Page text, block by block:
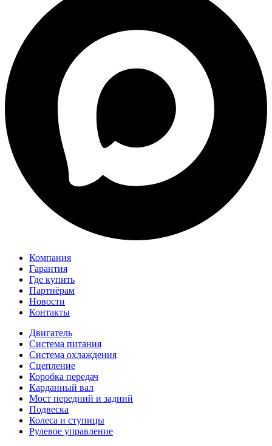
Компания
Гарантия
Где купить
Партнёрам
Новости
Контакты
Двигатель
Система питания
Система охлаждения
Сцепление
Коробка передач
Карданный вал
Мост передний и задний
Подвеска
Колеса и ступицы
Рулевое управление